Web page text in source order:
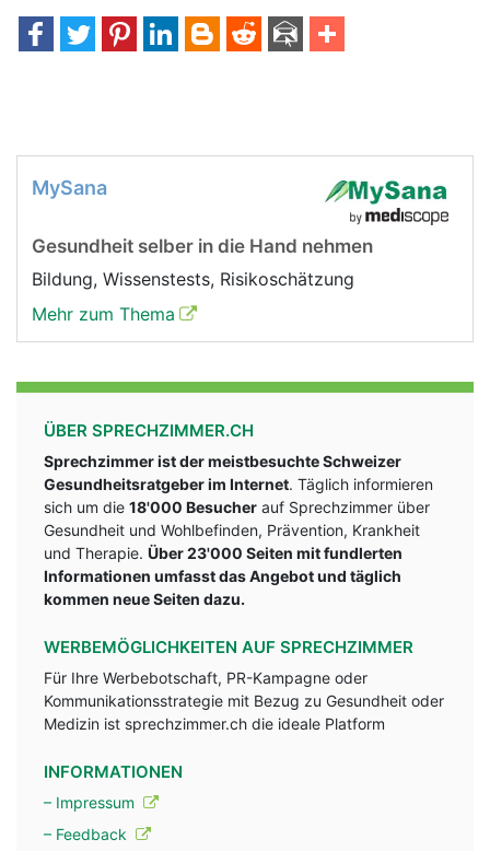
MySana
Gesundheit selber in die Hand nehmen
Bildung, Wissenstests, Risikoschätzung
Mehr zum Thema
ÜBER SPRECHZIMMER.CH
Sprechzimmer ist der meistbesuchte Schweizer
Gesundheitsratgeber im Internet. Täglich informieren
sich um die 18'000 Besucher auf Sprechzimmer über
Gesundheit und Wohlbefinden, Prävention, Krankheit
und Therapie. Über 23'000 Seiten mit fundlerten
Informationen umfasst das Angebot und täglich
kommen neue Seiten dazu.
WERBEMÖGLICHKEITEN AUF SPRECHZIMMER
Für Ihre Werbebotschaft, PR-Kampagne oder
Kommunikationsstrategie mit Bezug zu Gesundheit oder
Medizin ist sprechzimmer.ch die ideale Platform
INFORMATIONEN
– Impressum
– Feedback